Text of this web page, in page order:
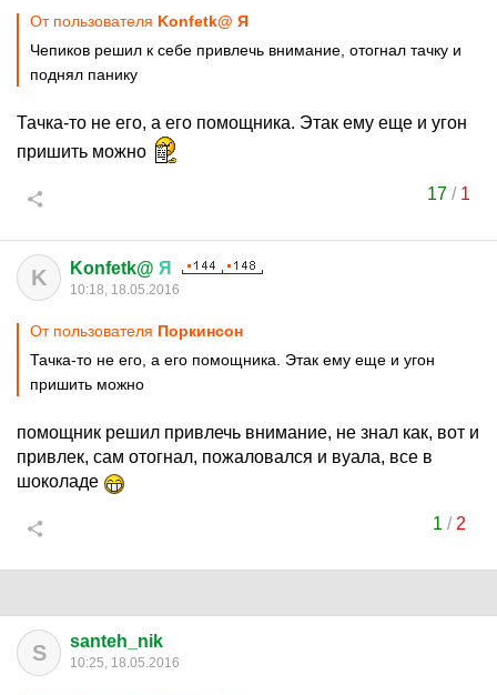
От пользователя Konfetk@ Я
Чепиков решил к себе привлечь внимание, отогнал тачку и
поднял панику
Тачка-то не его, а его помощника. Этак ему еще и угон
пришить можно
17 / 1
K Konfetk@ Я
10:18, 18.05.2016
От пользователя Поркинсон
Тачка-то не его, а его помощника. Этак ему еще и угон
пришить можно
помощник решил привлечь внимание, не знал как, вот и
привлек, сам отогнал, пожаловался и вуала, все в
шоколаде
1 / 2
S santeh_nik
10:25, 18.05.2016